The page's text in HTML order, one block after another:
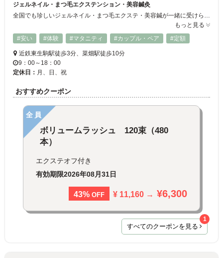
ジェルネイル・まつ毛エクステンション・美容鍼灸
全国でも珍しいジェルネイル・まつ毛エクステ・美容鍼が一緒に受けられるサロンすです。 近鉄東生駒駅より徒歩2分と便利な立地★ 駐車場5台完備！！ メニューのほとんどが同時施術が可能なので時間のない主婦の方やＯＬさんに人気です。
もっと見る
#安い
#体験 #マタニティ #カップル・ペア #定額
近鉄東生駒駅徒歩3分、菜畑駅徒歩10分
9：00～18：00
定休日： 月、日、祝
おすすめクーポン
全員
ボリュームラッシュ 120束（480
本）
エクステオフ付き
有効期限2026年08月31日
43% OFF ¥ 11,160 → ¥6,300
すべてのクーポンを見る
1